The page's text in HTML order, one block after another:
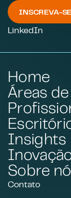
INSCREVA-SE
LinkedIn
Home
Áreas
Insights
Sobre
Contato